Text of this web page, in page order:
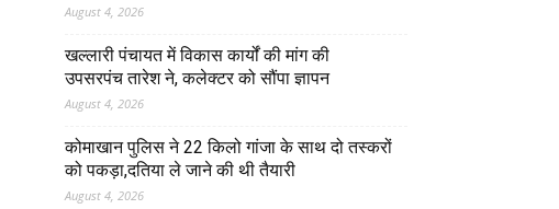
August 4, 2026
खल्लारी पंचायत में विकास कार्यों की मांग की
उपसरपंच तारेश ने, कलेक्टर को सौंपा ज्ञापन
August 4, 2026
कोमाखान पुलिस ने 22 किलो गांजा के साथ दो तस्करों
को पकड़ा,दतिया ले जाने की थी तैयारी
August 4, 2026